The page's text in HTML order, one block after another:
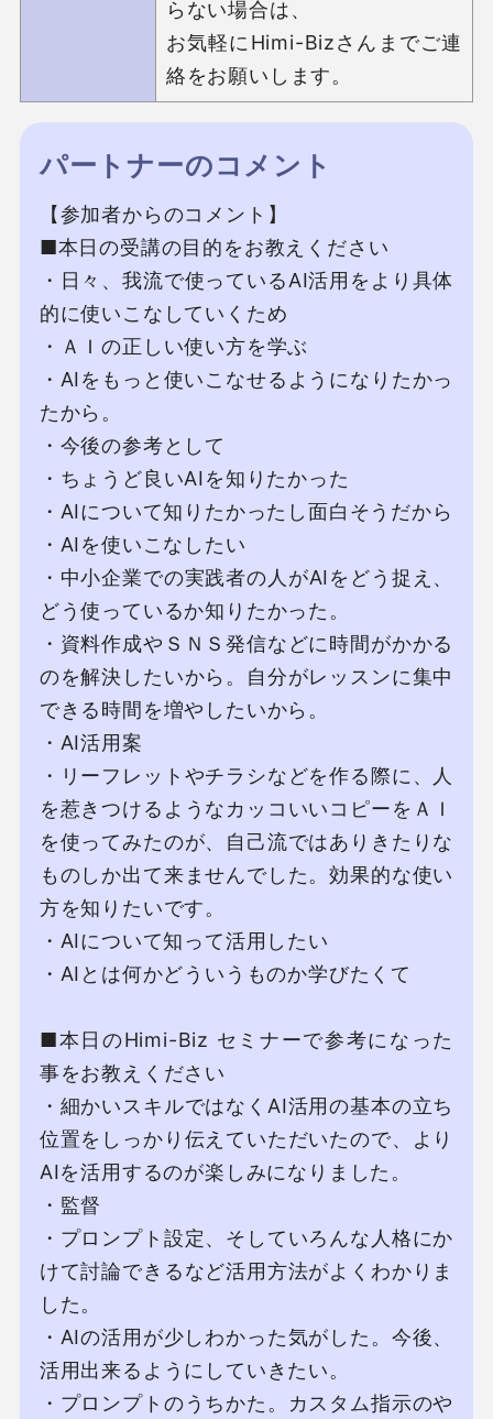
らない場合は、
お気軽にHimi-Bizさんまでご連
絡をお願いします。
パートナーのコメント
【参加者からのコメント】
■本⽇の受講の⽬的をお教えください
・⽇々、我流で使っているAI活⽤をより具体
的に使いこなしていくため
・ＡＩの正しい使い⽅を学ぶ
・AIをもっと使いこなせるようになりたかっ
たから。
・今後の参考として
・ちょうど良いAIを知りたかった
・AIについて知りたかったし⾯⽩そうだから
・AIを使いこなしたい
・中⼩企業での実践者の⼈がAIをどう捉え、
どう使っているか知りたかった。
・資料作成やＳＮＳ発信などに時間がかかる
のを解決したいから。⾃分がレッスンに集中
できる時間を増やしたいから。
・AI活⽤案
・リーフレットやチラシなどを作る際に、⼈
を惹きつけるようなカッコいいコピーをＡＩ
を使ってみたのが、⾃⼰流ではありきたりな
ものしか出て来ませんでした。効果的な使い
⽅を知りたいです。
・AIについて知って活⽤したい
・AIとは何かどういうものか学びたくて
■本⽇のHimi-Biz セミナーで参考になった
事をお教えください
・細かいスキルではなくAI活⽤の基本の⽴ち
位置をしっかり伝えていただいたので、より
AIを活⽤するのが楽しみになりました。
・監督
・プロンプト設定、そしていろんな⼈格にか
けて討論できるなど活⽤⽅法がよくわかりま
した。
・AIの活⽤が少しわかった気がした。今後、
活⽤出来るようにしていきたい。
・プロンプトのうちかた。カスタム指⽰のや